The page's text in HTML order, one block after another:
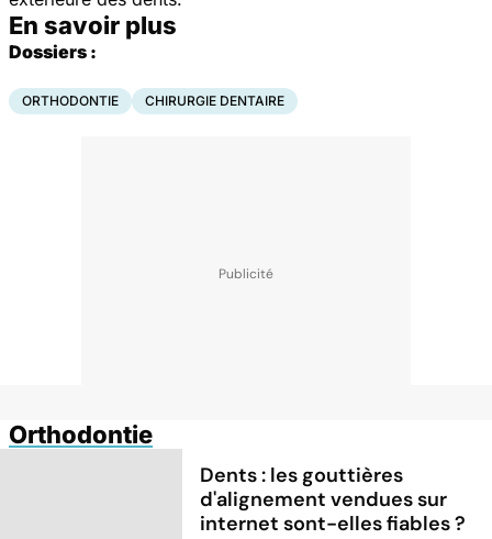
En savoir plus
Dossiers :
ORTHODONTIE CHIRURGIE DENTAIRE
Orthodontie
Dents : les gouttières
d'alignement vendues sur
internet sont-elles fiables ?